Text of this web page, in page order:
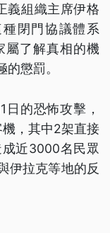
義組織主席伊格
閉門協議體系
屬了解真相的機
懲罰。
日的恐怖攻擊，
，其中2架直接
近3000名民眾
伊拉克等地的反